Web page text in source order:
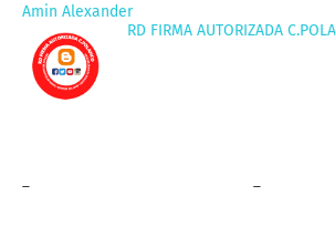
Amin Alexander
RD FIRMA AUTORIZADA